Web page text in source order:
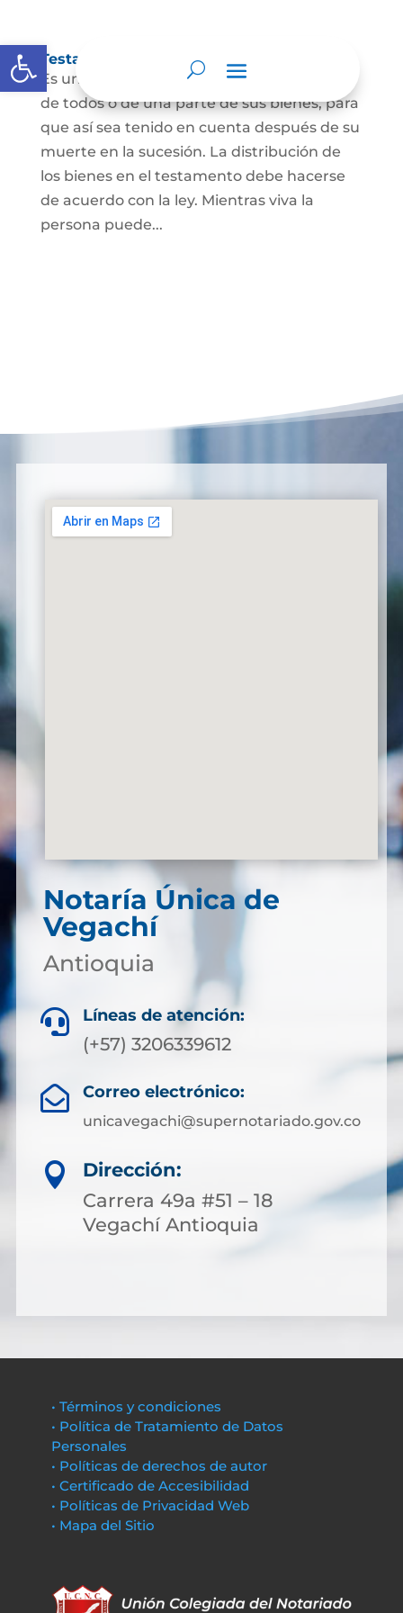
Abrir barra de herramientas
Testamento
Es un acto por el cual una persona dispone
de todos o de una parte de sus bienes, para
que así sea tenido en cuenta después de su
muerte en la sucesión. La distribución de
los bienes en el testamento debe hacerse
de acuerdo con la ley. Mientras viva la
persona puede...
Notaría Única de
Vegachí
Antioquia
 Líneas de atención:
(+57) 3206339612
 Correo electrónico:
unicavegachi@supernotariado.gov.co

Dirección:
Carrera 49a #51 – 18
Vegachí Antioquia
• Términos y condiciones
• Política de Tratamiento de Datos
Personales
• Políticas de derechos de autor
• Certificado de Accesibilidad
• Políticas de Privacidad Web
• Mapa del Sitio